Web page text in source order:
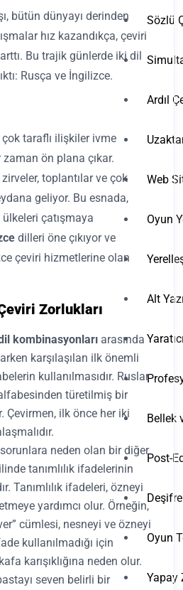
Sözlü
Ardıl
Web
Oyun
Alt
Bellek
Post-
Deşifre
Oyun
Yapay
bütün dünyayı derinden
hız kazandıkça, çeviri
Bu trajik günlerde iki dil
Rusça ve İngilizce.
taraflı ilişkiler ivme
ön plana çıkar.
toplantılar ve çok
geliyor. Bu esnada,
çatışmaya
dilleri öne çıkıyor ve
çeviri hizmetlerine olan
Zorlukları
kombinasyonları arasında
karşılaşılan ilk önemli
kullanılmasıdır. Ruslar
türetilmiş bir
Çevirmen, ilk önce her iki
neden olan bir diğer
tanımlılık ifadelerinin
Tanımlılık ifadeleri, özneyi
yardımcı olur. Örneğin,
cümlesi, nesneyi ve özneyi
kullanılmadığı için
karışıklığına neden olur.
seven belirli bir